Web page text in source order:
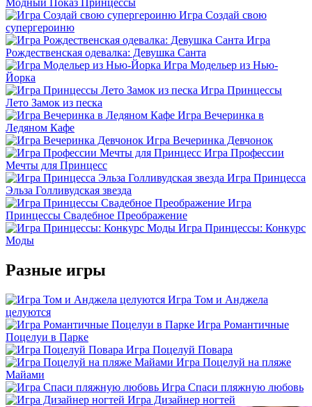
Модный Показ Принцессы
Игра Создай свою
супергероиню
Игра
Рождественская одевалка: Девушка Санта
Игра Модельер из Нью-
Йорка
Игра Принцессы
Лето Замок из песка
Игра Вечеринка в
Ледяном Кафе
Игра Вечеринка Девчонок
Игра Профессии
Мечты для Принцесс
Игра Принцесса
Эльза Голливудская звезда
Игра
Принцессы Свадебное Преображение
Игра Принцессы: Конкурс
Моды
Разные игры
Игра Том и Анджела
целуются
Игра Романтичные
Поцелуи в Парке
Игра Поцелуй Повара
Игра Поцелуй на пляже
Майами
Игра Спаси пляжную любовь
Игра Дизайнер ногтей